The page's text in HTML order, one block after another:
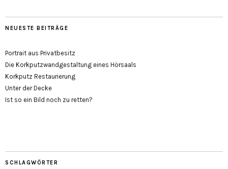
NEUESTE BEITRÄGE
Portrait aus Privatbesitz
Die Korkputzwandgestaltung eines Hörsaals
Korkputz Restaurierung
Unter der Decke
Ist so ein Bild noch zu retten?
SCHLAGWÖRTER